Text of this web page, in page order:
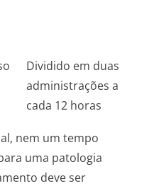
Dividido em duas
administrações a
cada 12 horas
nem um tempo
uma patologia
deve ser